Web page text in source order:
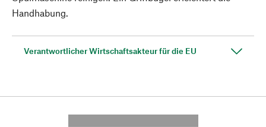
Handhabung.
Verantwortlicher Wirtschaftsakteur für die EU